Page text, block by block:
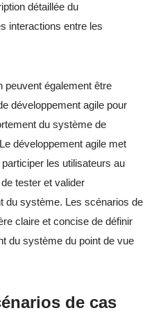
détaillée du
interactions entre les
peuvent également être
développement agile pour
du système de
développement agile met
participer les utilisateurs au
tester et valider
du système. Les scénarios de
claire et concise de définir
du système du point de vue
de cas